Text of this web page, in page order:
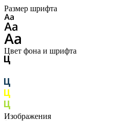
Размер шрифта
Цвет фона и шрифта
Изображения